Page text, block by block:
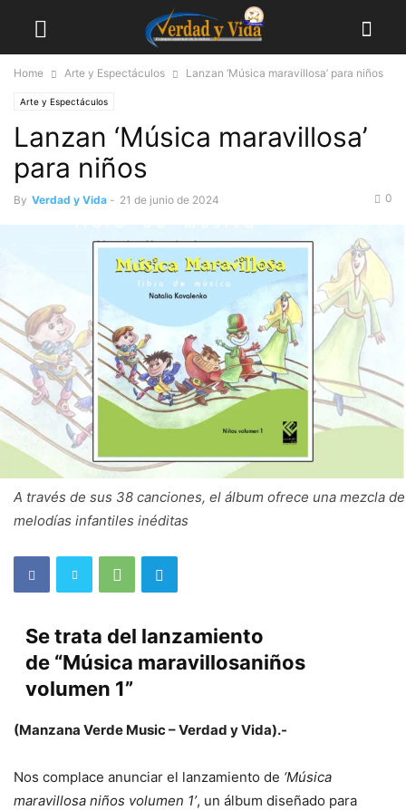
Home Arte y Espectáculos Lanzan ‘Música maravillosa’ para niños
Arte y Espectáculos
Lanzan ‘Música maravillosa’
para niños
By Verdad y Vida - 21 de junio de 2024 0
A través de sus 38 canciones, el álbum ofrece una mezcla de
melodías infantiles inéditas
Se trata del lanzamiento
de “Música maravillosaniños
volumen 1”
(Manzana Verde Music – Verdad y Vida).-
Nos complace anunciar el lanzamiento de ‘Música
maravillosa niños volumen 1’, un álbum diseñado para